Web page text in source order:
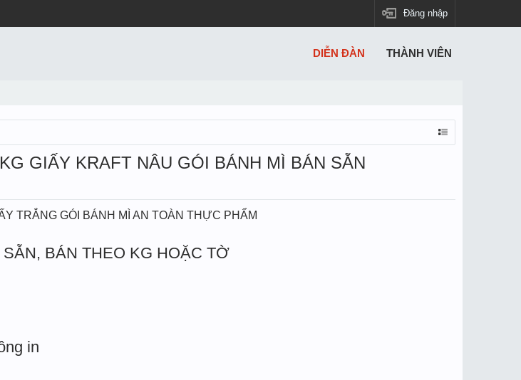
Đăng nhập
GIẤY KRAFT NÂU GÓI BÁNH MÌ BÁN SẴN
TRẮNG GÓI BÁNH MÌ AN TOÀN THỰC PHẨM
SẴN, BÁN THEO KG HOẶC TỜ
in
DIỄN ĐÀN THÀNH VIÊN